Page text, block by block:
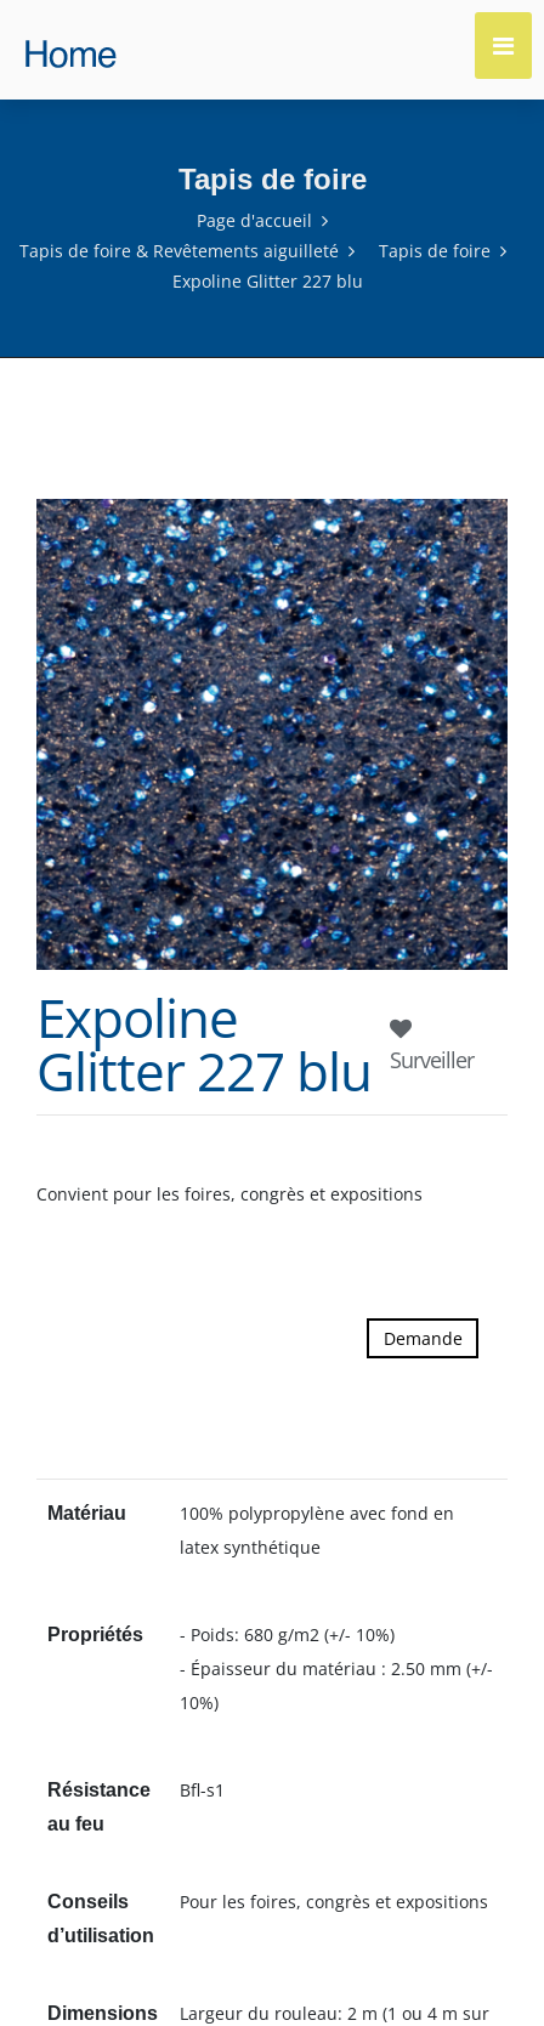
Tapis de foire
Page d'accueil
Tapis de foire & Revêtements aiguilleté
Tapis de foire
Expoline Glitter 227 blu
Expoline
Glitter 227 blu Surveiller
Convient pour les foires, congrès et expositions
Demande
Matériau
100% polypropylène avec fond en
latex synthétique
Propriétés
- Poids: 680 g/m2 (+/- 10%)
- Épaisseur du matériau : 2.50 mm (+/-
10%)
Résistance
au feu
Bfl-s1
Conseils
d’utilisation
Pour les foires, congrès et expositions
Dimensions
Largeur du rouleau: 2 m (1 ou 4 m sur